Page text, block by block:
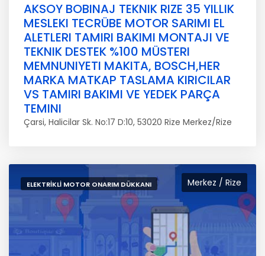
AKSOY BOBINAJ TEKNIK RIZE 35 YILLIK
MESLEKI TECRÜBE MOTOR SARIMI EL
ALETLERI TAMIRI BAKIMI MONTAJI VE
TEKNIK DESTEK %100 MÜSTERI
MEMNUNIYETI MAKITA, BOSCH,HER
MARKA MATKAP TASLAMA KIRICILAR
VS TAMIRI BAKIMI VE YEDEK PARÇA
TEMINI
Çarsi, Halicilar Sk. No:17 D:10, 53020 Rize Merkez/Rize
Merkez / Rize
ELEKTRIKLI MOTOR ONARIM DÜKKANI